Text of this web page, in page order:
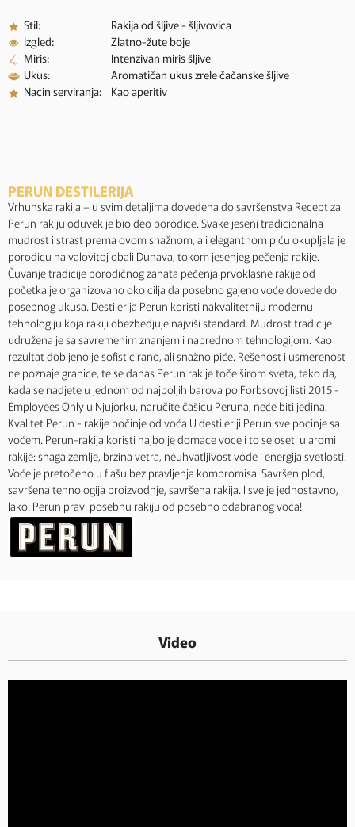
Stil:
Rakija od šljive - šljivovica
Izgled:
Zlatno-žute boje
Miris:
Intenzivan miris šljive
Ukus:
Aromatičan ukus zrele čačanske šljive
Nacin serviranja:
Kao aperitiv
PERUN DESTILERIJA
Vrhunska rakija – u svim detaljima dovedena do savršenstva Recept za
Perun rakiju oduvek je bio deo porodice. Svake jeseni tradicionalna
mudrost i strast prema ovom snažnom, ali elegantnom piću okupljala je
porodicu na valovitoj obali Dunava, tokom jesenjeg pečenja rakije.
Čuvanje tradicije porodičnog zanata pečenja prvoklasne rakije od
početka je organizovano oko cilja da posebno gajeno voće dovede do
posebnog ukusa. Destilerija Perun koristi nakvalitetniju modernu
tehnologiju koja rakiji obezbedjuje najviši standard. Mudrost tradicije
udružena je sa savremenim znanjem i naprednom tehnologijom. Kao
rezultat dobijeno je sofisticirano, ali snažno piće. Rešenost i usmerenost
ne poznaje granice, te se danas Perun rakije toče širom sveta, tako da,
kada se nadjete u jednom od najboljih barova po Forbsovoj listi 2015 -
Employees Only u Njujorku, naručite čašicu Peruna, neće biti jedina.
Kvalitet Perun - rakije počinje od voća U destileriji Perun sve pocinje sa
voćem. Perun-rakija koristi najbolje domace voce i to se oseti u aromi
rakije: snaga zemlje, brzina vetra, neuhvatljivost vode i energija svetlosti.
Voće je pretočeno u flašu bez pravljenja kompromisa. Savršen plod,
savršena tehnologija proizvodnje, savršena rakija. I sve je jednostavno, i
lako. Perun pravi posebnu rakiju od posebno odabranog voća!
Video